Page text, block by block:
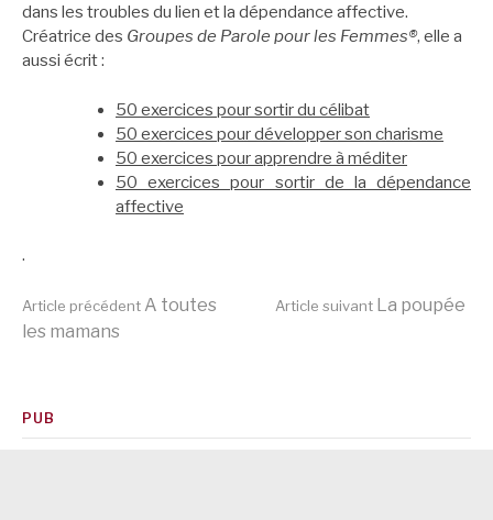
dans les troubles du lien et la dépendance affective.
Créatrice des Groupes de Parole pour les Femmes®, elle a
aussi écrit :
50 exercices pour sortir du célibat
50 exercices pour développer son charisme
50 exercices pour apprendre à méditer
50 exercices pour sortir de la dépendance
affective
.
Lire
la
Article précédent A toutes
les mamans
Article suivant La poupée
PUB